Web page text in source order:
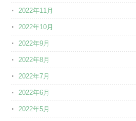
2022年11月
2022年10月
2022年9月
2022年8月
2022年7月
2022年6月
2022年5月